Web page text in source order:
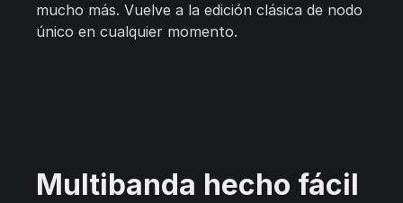
mucho más. Vuelve a la edición clásica de nodo
único en cualquier momento.
Multibanda hecho fácil